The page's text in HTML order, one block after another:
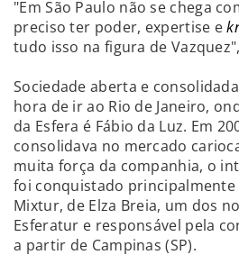
"Em São Paulo não se chega
preciso ter poder, expertise e
tudo isso na figura de
Sociedade aberta e
hora de ir ao Rio de Janeiro,
da Esfera é Fábio da Luz. Em
consolidava no mercado
muita força da companhia, o
foi conquistado principalmente
Mixtur, de Elza Breia, um dos
Esferatur e responsável pela
a partir de Campinas (SP).